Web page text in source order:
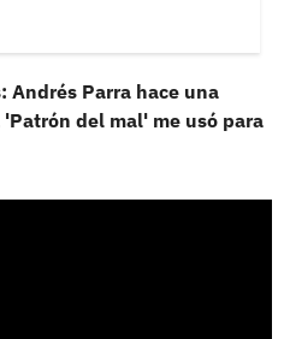
Andrés Parra hace una
del mal' me usó para